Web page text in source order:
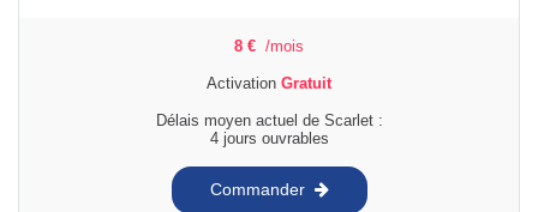
8 € /mois
Activation Gratuit
Délais moyen actuel de Scarlet :
4 jours ouvrables
Commander